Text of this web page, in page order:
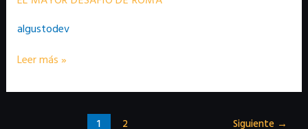
algustodev
Leer más »
1 2 Siguiente →